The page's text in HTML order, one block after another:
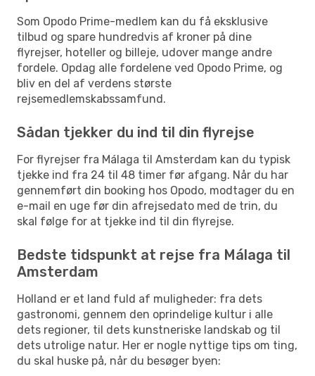
Som Opodo Prime-medlem kan du få eksklusive
tilbud og spare hundredvis af kroner på dine
flyrejser, hoteller og billeje, udover mange andre
fordele. Opdag alle fordelene ved Opodo Prime, og
bliv en del af verdens største
rejsemedlemskabssamfund.
Sådan tjekker du ind til din flyrejse
For flyrejser fra Málaga til Amsterdam kan du typisk
tjekke ind fra 24 til 48 timer før afgang. Når du har
gennemført din booking hos Opodo, modtager du en
e-mail en uge før din afrejsedato med de trin, du
skal følge for at tjekke ind til din flyrejse.
Bedste tidspunkt at rejse fra Málaga til
Amsterdam
Holland er et land fuld af muligheder: fra dets
gastronomi, gennem den oprindelige kultur i alle
dets regioner, til dets kunstneriske landskab og til
dets utrolige natur. Her er nogle nyttige tips om ting,
du skal huske på, når du besøger byen: